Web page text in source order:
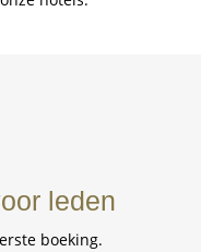
leden
boeking.